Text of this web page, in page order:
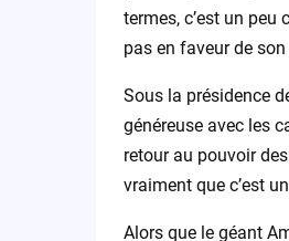
termes, c’est un
pas en faveur de
Sous la présidence
généreuse avec les
retour au pouvoir
vraiment que c’est
Alors que le géant